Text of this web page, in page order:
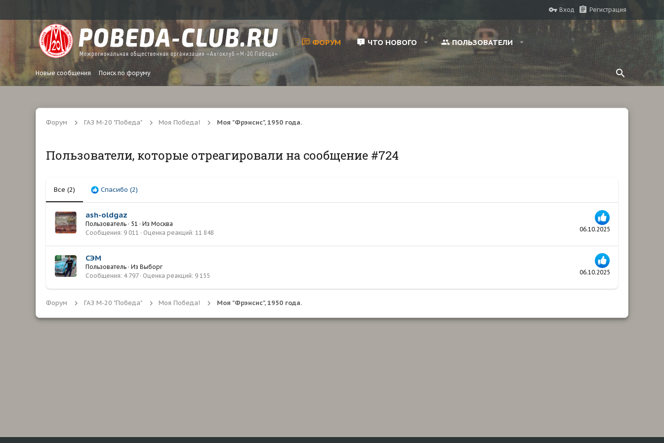
Вход Регистрация
ФОРУМ ЧТО НОВОГО ПОЛЬЗОВАТЕЛИ
Новые сообщения Поиск по форуму
Форум ГАЗ М-20 "Победа" Моя Победа! Моя "Фрэнсис", 1950 года.
Пользователи, которые отреагировали на сообщение #724
Все (2) Спасибо (2)
06.10.2025
ash-oldgaz
Пользователь · 51 · Из Москва
Сообщения 9 011 Оценка реакций 11 848
06.10.2025
СЭМ
Пользователь · Из Выборг
Сообщения 4 797 Оценка реакций 9 155
Форум ГАЗ М-20 "Победа" Моя Победа! Моя "Фрэнсис", 1950 года.